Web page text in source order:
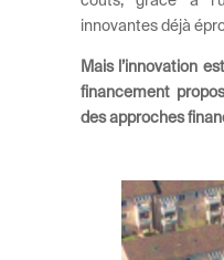
innovantes déjà
Mais l’innovation
financement
des approches